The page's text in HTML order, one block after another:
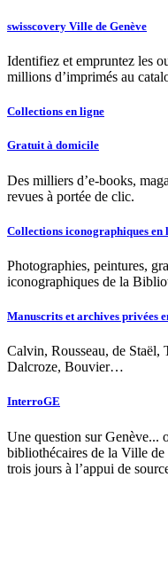
swisscovery Ville de Genève
Identifiez et empruntez les
millions d’imprimés au
Collections en ligne
Gratuit à domicile
Des milliers d’e-books,
revues à portée de clic.
Collections iconographiques en
Photographies, peintures,
iconographiques de la
Manuscrits et archives privées
Calvin, Rousseau, de Staël,
Dalcroze, Bouvier…
InterroGE
Une question sur Genève...
bibliothécaires de la Ville
trois jours à l’appui de